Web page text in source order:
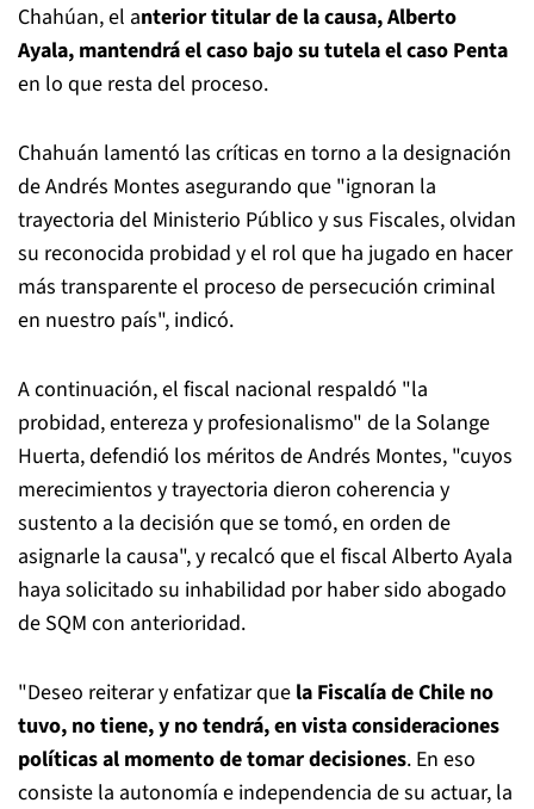
Chahúan, el anterior titular de la causa, Alberto
Ayala, mantendrá el caso bajo su tutela el caso Penta
en lo que resta del proceso.
Chahuán lamentó las críticas en torno a la designación
de Andrés Montes asegurando que "ignoran la
trayectoria del Ministerio Público y sus Fiscales, olvidan
su reconocida probidad y el rol que ha jugado en hacer
más transparente el proceso de persecución criminal
en nuestro país", indicó.
A continuación, el fiscal nacional respaldó "la
probidad, entereza y profesionalismo" de la Solange
Huerta, defendió los méritos de Andrés Montes, "cuyos
merecimientos y trayectoria dieron coherencia y
sustento a la decisión que se tomó, en orden de
asignarle la causa", y recalcó que el fiscal Alberto Ayala
haya solicitado su inhabilidad por haber sido abogado
de SQM con anterioridad.
"Deseo reiterar y enfatizar que la Fiscalía de Chile no
tuvo, no tiene, y no tendrá, en vista consideraciones
políticas al momento de tomar decisiones. En eso
consiste la autonomía e independencia de su actuar, la